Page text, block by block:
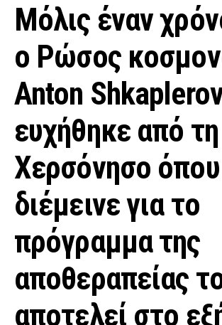
Μόλις έναν
ο Ρώσος
Anton
ευχήθηκε από τη
Χερσόνησο όπου
διέμεινε για το
πρόγραμμα της
αποθεραπείας
αποτελεί στο